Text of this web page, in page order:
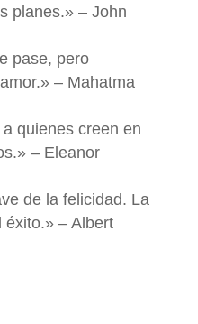
planes.» – John
pase, pero
– Mahatma
quienes creen en
– Eleanor
de la felicidad. La
éxito.» – Albert